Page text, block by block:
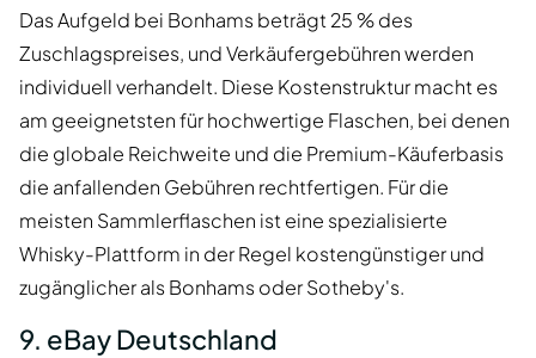
Das Aufgeld bei Bonhams beträgt 25 % des
Zuschlagspreises, und Verkäufergebühren werden
individuell verhandelt. Diese Kostenstruktur macht es
am geeignetsten für hochwertige Flaschen, bei denen
die globale Reichweite und die Premium-Käuferbasis
die anfallenden Gebühren rechtfertigen. Für die
meisten Sammlerflaschen ist eine spezialisierte
Whisky-Plattform in der Regel kostengünstiger und
zugänglicher als Bonhams oder Sotheby's.
9. eBay Deutschland